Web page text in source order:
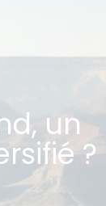
un
?